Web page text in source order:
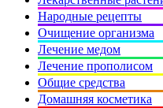
Народные рецепты
Очищение организма
Лечение медом
Лечение прополисом
Общие средства
Домашняя косметика